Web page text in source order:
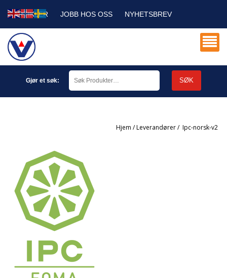
ARTIKLER JOBB HOS OSS NYHETSBREV
SERVICE DB
Gjør et søk: SØK
Hjem /Leverandører/ ipc-norsk-v2